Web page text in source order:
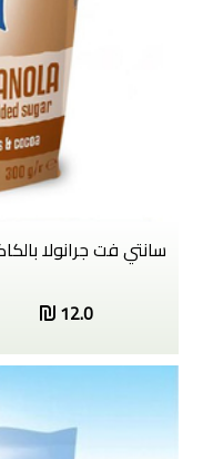
سانتي فت جرانولا
12.0